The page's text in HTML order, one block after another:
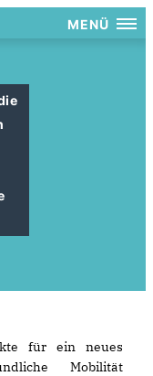
MENÜ
für ein neues
Mobilität